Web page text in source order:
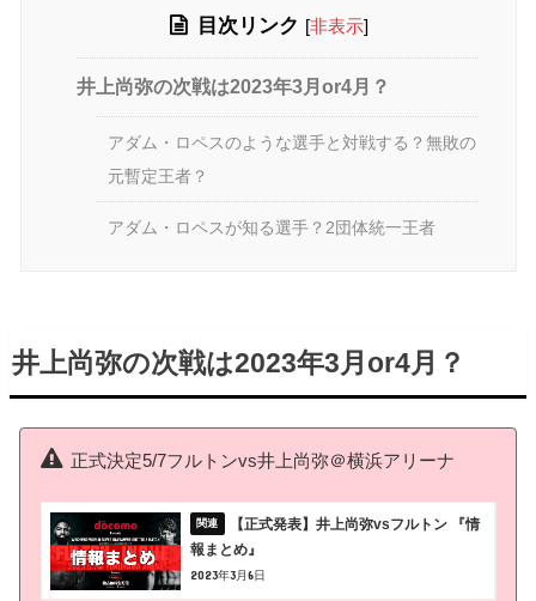
目次リンク [非表示]
井上尚弥の次戦は2023年3月or4月？
アダム・ロペスのような選手と対戦する？無敗の
元暫定王者？
アダム・ロペスが知る選手？2団体統一王者
井上尚弥の次戦は2023年3月or4月？
正式決定5/7フルトンvs井上尚弥＠横浜アリーナ
【正式発表】井上尚弥vsフルトン 『情
報まとめ』
2023年3月6日